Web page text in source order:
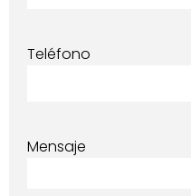
Teléfono
Mensaje